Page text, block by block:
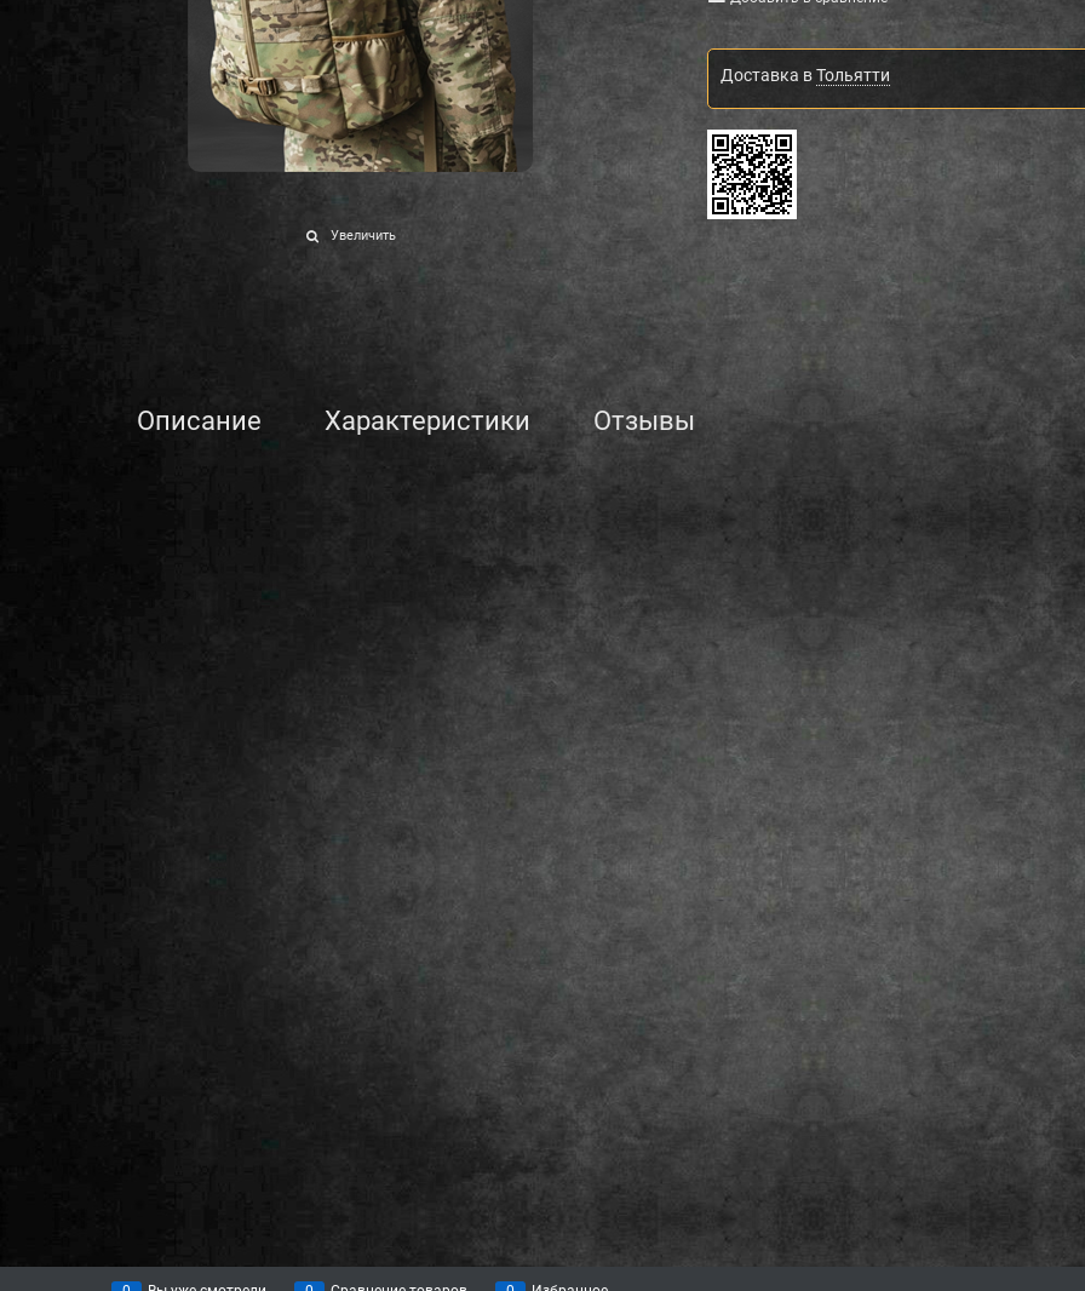
Увеличить
Доставка вТольятти
Описание Характеристики Отзывы